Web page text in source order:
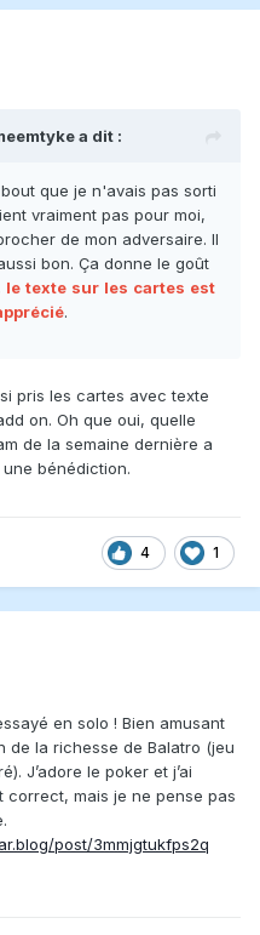
a dit :
que je n'avais pas sorti
vraiment pas pour moi,
de mon adversaire. Il
bon. Ça donne le goût
le texte sur les cartes est
.
pris les cartes avec texte
on. Oh que oui, quelle
de la semaine dernière a
bénédiction.
4 1
en solo ! Bien amusant
de la richesse de Balatro (jeu
J’adore le poker et j’ai
mais je ne pense pas
post/3mmjgtukfps2q